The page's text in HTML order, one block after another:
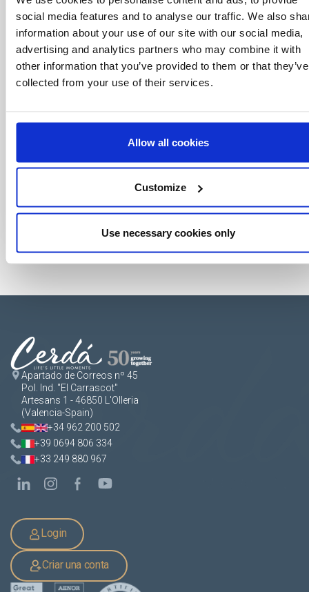
social media features and to analyse our traffic. We also
information about your use of our site with our social media,
advertising and analytics partners who may combine it with
other information that you’ve provided to them or that they’ve
collected from your use of their services.
Allow all cookies
Customize
Use necessary cookies only
mundo do licenciamento, tudo com um clique
de um botão.
Apartado de Correos nº 45
Pol. Ind. "El Carrascot"
Artesans 1 - 46850 L'Olleria
(Valencia-Spain)
+34 962 200 502
+39 0694 806 334
+33 249 880 967
Login
Criar una conta